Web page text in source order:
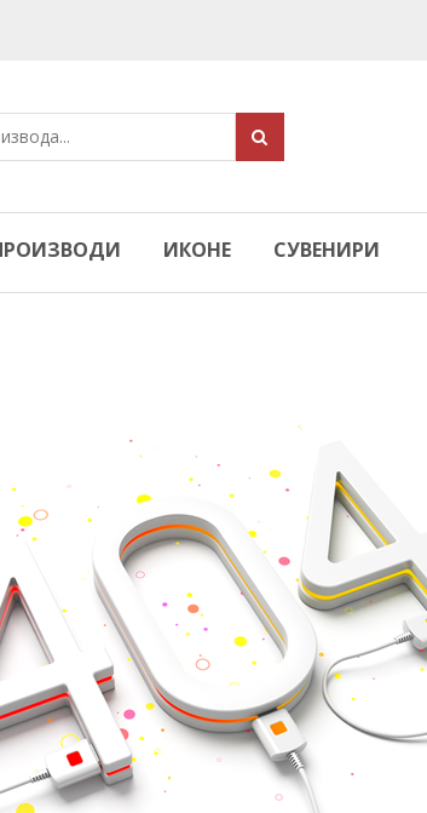
ИКОНЕ СУВЕНИРИ